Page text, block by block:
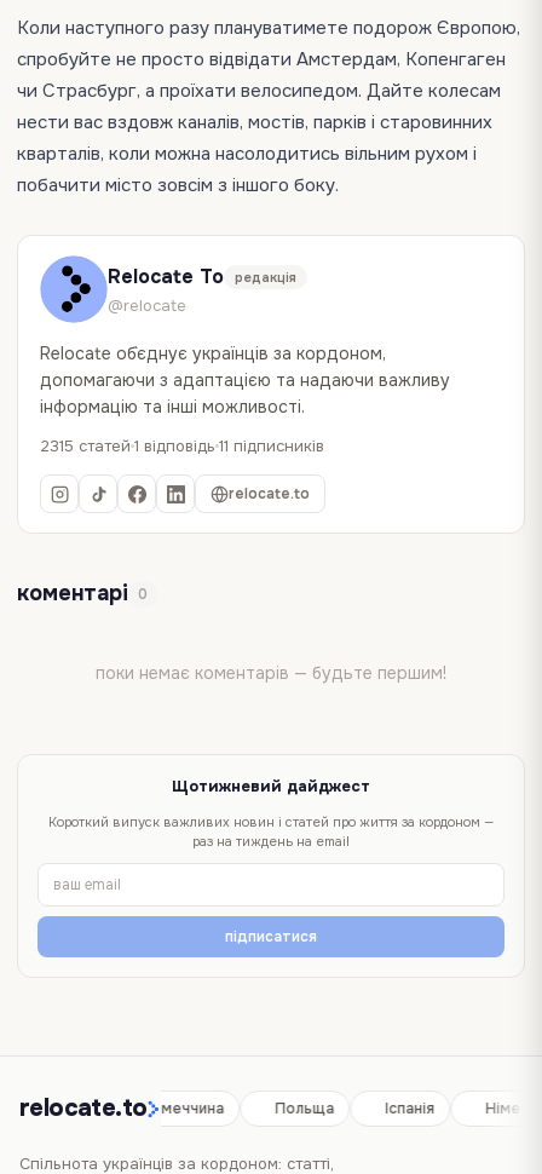
Коли наступного разу плануватимете подорож Європою,
спробуйте не просто відвідати Амстердам, Копенгаген
чи Страсбург, а проїхати велосипедом. Дайте колесам
нести вас вздовж каналів, мостів, парків і старовинних
кварталів, коли можна насолодитись вільним рухом і
побачити місто зовсім з іншого боку.
Relocate To редакція
@relocate
Relocate об`єднує українців за кордоном,
допомагаючи з адаптацією та надаючи важливу
інформацію та інші можливості.
2315 статей 1 відповідь 11 підписників
relocate.to
коментарі 0
поки немає коментарів — будьте першим!
Щотижневий дайджест
Короткий випуск важливих новин і статей про життя за кордоном —
раз на тиждень на email
підписатися
relocate.to
Іспанія Німеччина Польща Іспанія
Спільнота українців за кордоном: статті,